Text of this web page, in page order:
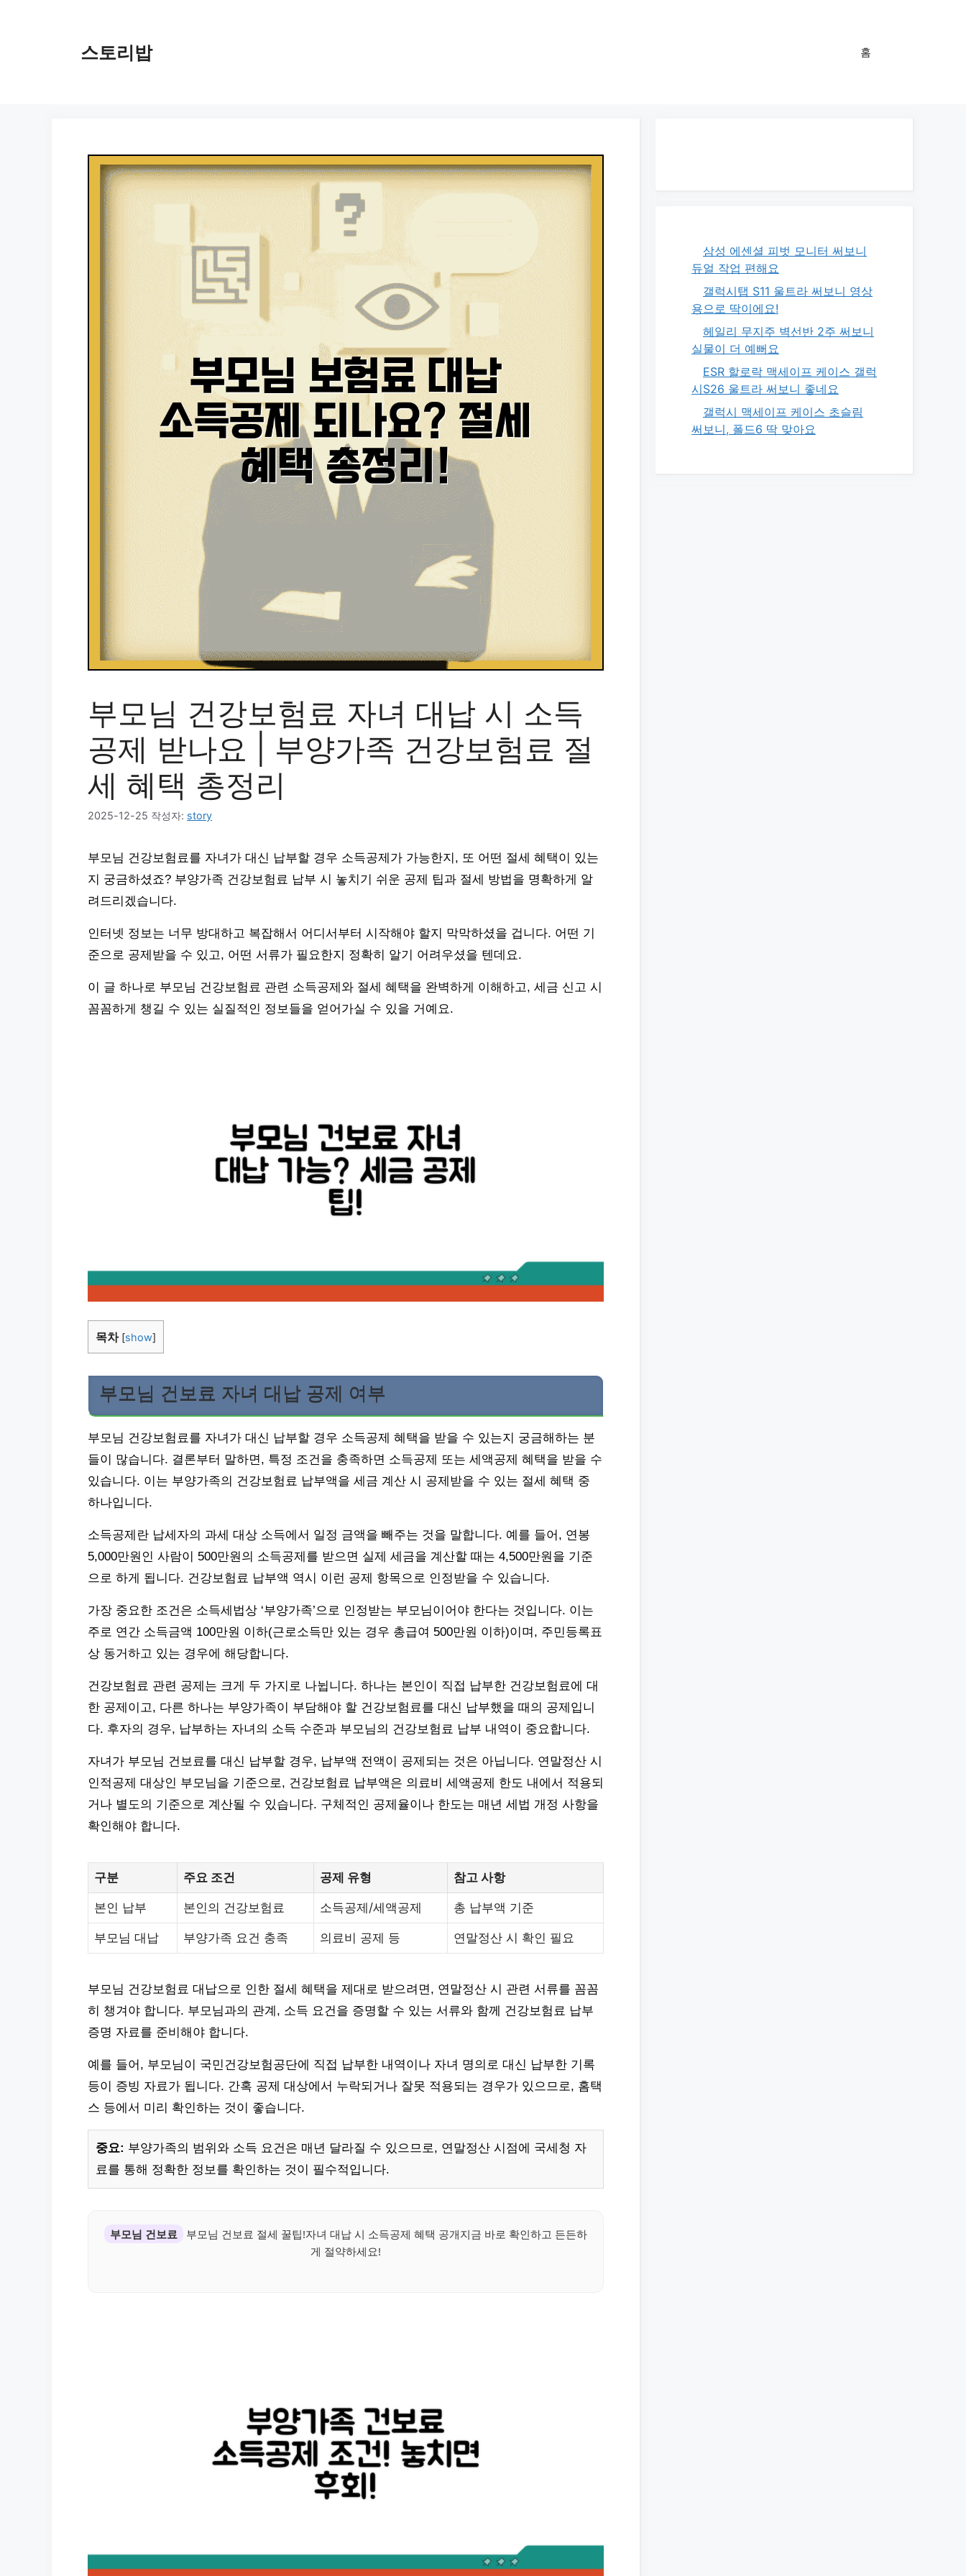
스토리밥 홈
부모님 건강보험료 자녀 대납 시 소득
공제 받나요 | 부양가족 건강보험료 절
세 혜택 총정리
2025-12-25 작성자: story
부모님 건강보험료를 자녀가 대신 납부할 경우 소득공제가 가능한지, 또 어떤 절세 혜택이 있는
지 궁금하셨죠? 부양가족 건강보험료 납부 시 놓치기 쉬운 공제 팁과 절세 방법을 명확하게 알
려드리겠습니다.
인터넷 정보는 너무 방대하고 복잡해서 어디서부터 시작해야 할지 막막하셨을 겁니다. 어떤 기
준으로 공제받을 수 있고, 어떤 서류가 필요한지 정확히 알기 어려우셨을 텐데요.
이 글 하나로 부모님 건강보험료 관련 소득공제와 절세 혜택을 완벽하게 이해하고, 세금 신고 시
꼼꼼하게 챙길 수 있는 실질적인 정보들을 얻어가실 수 있을 거예요.
목차 [show]
부모님 건보료 자녀 대납 공제 여부
부모님 건강보험료를 자녀가 대신 납부할 경우 소득공제 혜택을 받을 수 있는지 궁금해하는 분
들이 많습니다. 결론부터 말하면, 특정 조건을 충족하면 소득공제 또는 세액공제 혜택을 받을 수
있습니다. 이는 부양가족의 건강보험료 납부액을 세금 계산 시 공제받을 수 있는 절세 혜택 중
하나입니다.
소득공제란 납세자의 과세 대상 소득에서 일정 금액을 빼주는 것을 말합니다. 예를 들어, 연봉
5,000만원인 사람이 500만원의 소득공제를 받으면 실제 세금을 계산할 때는 4,500만원을 기준
으로 하게 됩니다. 건강보험료 납부액 역시 이런 공제 항목으로 인정받을 수 있습니다.
가장 중요한 조건은 소득세법상 ‘부양가족’으로 인정받는 부모님이어야 한다는 것입니다. 이는
주로 연간 소득금액 100만원 이하(근로소득만 있는 경우 총급여 500만원 이하)이며, 주민등록표
상 동거하고 있는 경우에 해당합니다.
건강보험료 관련 공제는 크게 두 가지로 나뉩니다. 하나는 본인이 직접 납부한 건강보험료에 대
한 공제이고, 다른 하나는 부양가족이 부담해야 할 건강보험료를 대신 납부했을 때의 공제입니
다. 후자의 경우, 납부하는 자녀의 소득 수준과 부모님의 건강보험료 납부 내역이 중요합니다.
자녀가 부모님 건보료를 대신 납부할 경우, 납부액 전액이 공제되는 것은 아닙니다. 연말정산 시
인적공제 대상인 부모님을 기준으로, 건강보험료 납부액은 의료비 세액공제 한도 내에서 적용되
거나 별도의 기준으로 계산될 수 있습니다. 구체적인 공제율이나 한도는 매년 세법 개정 사항을
확인해야 합니다.
구분 주요 조건 공제 유형 참고 사항
본인 납부 본인의 건강보험료 소득공제/세액공제 총 납부액 기준
부모님 대납 부양가족 요건 충족 의료비 공제 등 연말정산 시 확인 필요
부모님 건강보험료 대납으로 인한 절세 혜택을 제대로 받으려면, 연말정산 시 관련 서류를 꼼꼼
히 챙겨야 합니다. 부모님과의 관계, 소득 요건을 증명할 수 있는 서류와 함께 건강보험료 납부
증명 자료를 준비해야 합니다.
예를 들어, 부모님이 국민건강보험공단에 직접 납부한 내역이나 자녀 명의로 대신 납부한 기록
등이 증빙 자료가 됩니다. 간혹 공제 대상에서 누락되거나 잘못 적용되는 경우가 있으므로, 홈택
스 등에서 미리 확인하는 것이 좋습니다.
중요: 부양가족의 범위와 소득 요건은 매년 달라질 수 있으므로, 연말정산 시점에 국세청 자
료를 통해 정확한 정보를 확인하는 것이 필수적입니다.
부모님 건보료
부모님 건보료 절세 꿀팁!자녀 대납 시 소득공제 혜택 공개지금 바로 확인하고 든든하
게 절약하세요!
삼성 에센셜 피벗 모니터 써보니
듀얼 작업 편해요
갤럭시탭 S11 울트라 써보니 영상
용으로 딱이에요!
헤일리 무지주 벽선반 2주 써보니
실물이 더 예뻐요
ESR 할로락 맥세이프 케이스 갤럭
시S26 울트라 써보니 좋네요
갤럭시 맥세이프 케이스 초슬림
써보니, 폴드6 딱 맞아요